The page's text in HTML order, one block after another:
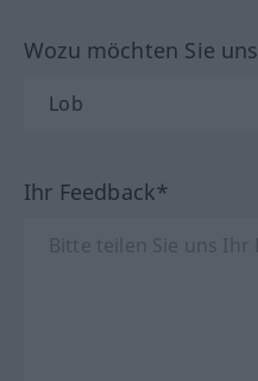
Wozu möchten Sie
Ihr Feedback*